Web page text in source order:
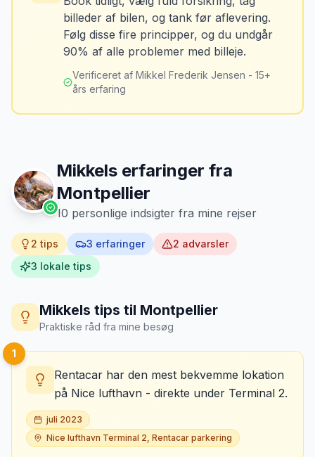
Tag billeder af ALLE ridser, buler og
skader - selv de mindste. Tag også
billeder af kilometerstanden og
brændstofmåleren.
vinkler ved afhentning. Det har reddet
mig fra falske skadeskrav to gange.
billeder af bilen, og tank før aflevering.
Følg disse fire principper, og du undgår
90% af alle problemer med billeje.
Verificeret af Mikkel Frederik Jensen - 15+
års erfaring
Mikkels erfaringer fra
Montpellier
10 personlige indsigter fra mine rejser
2 tips 3 erfaringer 2 advarsler
3 lokale tips
Mikkels tips til Montpellier
Praktiske råd fra mine besøg
1
Rentacar har den mest bekvemme lokation
på Nice lufthavn - direkte under Terminal 2.
juli 2023
Nice lufthavn Terminal 2, Rentacar parkering